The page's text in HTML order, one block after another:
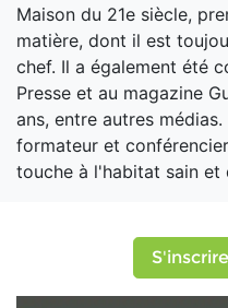
Maison du 21e siècle,
matière, dont il est
chef. Il a également été
Presse et au magazine
ans, entre autres
formateur et
touche à l'habitat sain et